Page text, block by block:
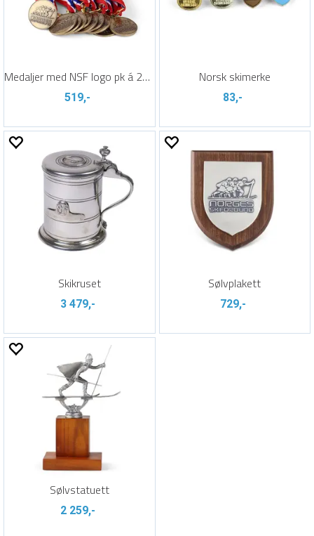
Medaljer med NSF logo pk á 20 stk
519,-
Norsk skimerke
83,-
Skikruset
3 479,-
Sølvplakett
729,-
Sølvstatuett
2 259,-